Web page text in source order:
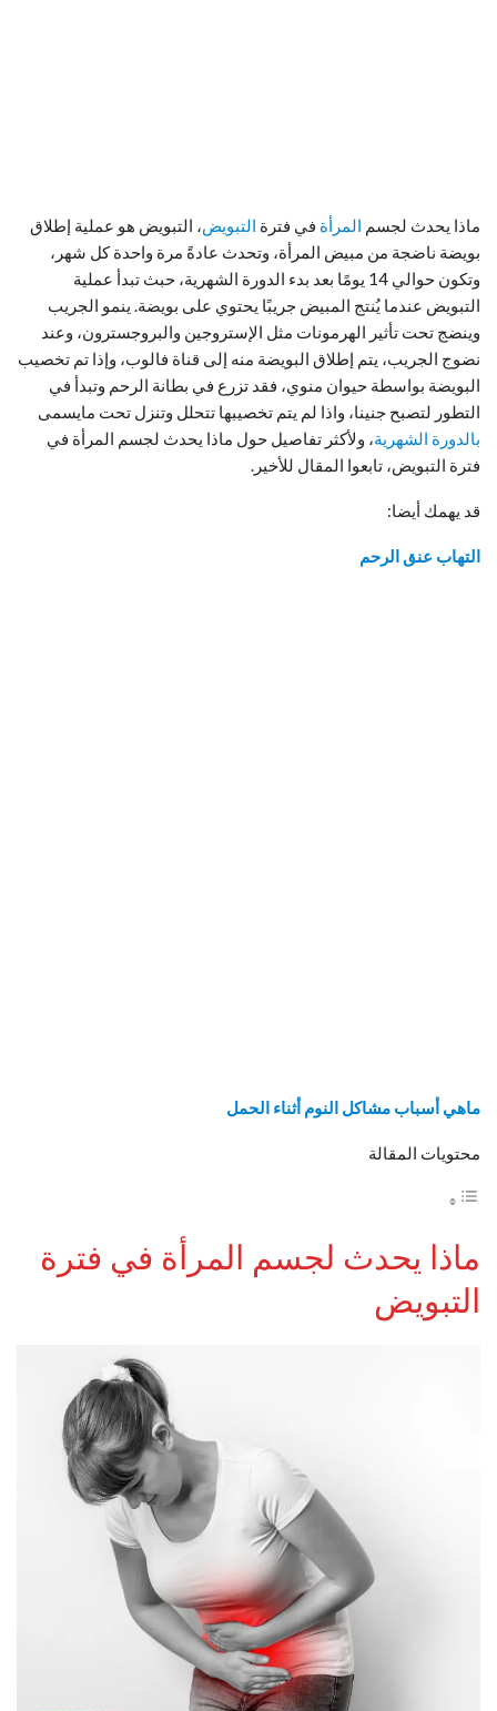
ماذا يحدث لجسم المرأة في فترة التبويض، التبويض هو عملية إطلاق
بويضة ناضجة من مبيض المرأة، وتحدث عادةً مرة واحدة كل شهر،
وتكون حوالي 14 يومًا بعد بدء الدورة الشهرية، حبث تبدأ عملية
التبويض عندما يُنتج المبيض جريبًا يحتوي على بويضة. ينمو الجريب
وينضج تحت تأثير الهرمونات مثل الإستروجين والبروجسترون، وعند
نضوج الجريب، يتم إطلاق البويضة منه إلى قناة فالوب، وإذا تم تخصيب
البويضة بواسطة حيوان منوي، فقد تزرع في بطانة الرحم وتبدأ في
التطور لتصبح جنينا، واذا لم يتم تخصيبها تتحلل وتنزل تحت مايسمى
بالدورة الشهرية، ولأكثر تفاصيل حول ماذا يحدث لجسم المرأة في
فترة التبويض، تابعوا المقال للأخير.
قد يهمك أيضا:
التهاب عنق الرحم
ماهي أسباب مشاكل النوم أثناء الحمل
محتويات المقالة
ماذا يحدث لجسم المرأة في فترة
التبويض